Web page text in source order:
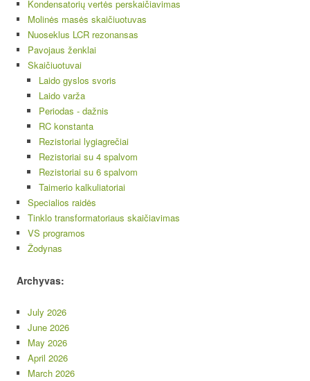
Kondensatorių vertės perskaičiavimas
Molinės masės skaičiuotuvas
Nuoseklus LCR rezonansas
Pavojaus ženklai
Skaičiuotuvai
Laido gyslos svoris
Laido varža
Periodas - dažnis
RC konstanta
Rezistoriai lygiagrečiai
Rezistoriai su 4 spalvom
Rezistoriai su 6 spalvom
Taimerio kalkuliatoriai
Specialios raidės
Tinklo transformatoriaus skaičiavimas
VS programos
Žodynas
Archyvas:
July 2026
June 2026
May 2026
April 2026
March 2026